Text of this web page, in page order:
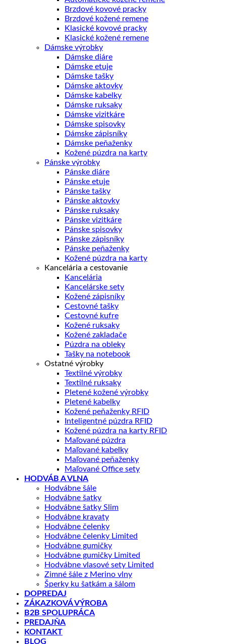
Brzdové kovové pracky
Brzdové kožené remene
Klasické kovové pracky
Klasické kožené remene
Dámske výrobky
Dámske diáre
Dámske etuje
Dámske tašky
Dámske aktovky
Dámske kabelky
Dámske ruksaky
Dámske vizitkáre
Dámske spisovky
Dámske zápisníky
Dámske peňaženky
Kožené púzdra na karty
Pánske výrobky
Pánske diáre
Pánske etuje
Pánske tašky
Pánske aktovky
Pánske ruksaky
Pánske vizitkáre
Pánske spisovky
Pánske zápisníky
Pánske peňaženky
Kožené púzdra na karty
Kancelária a cestovanie
Kancelária
Kancelárske sety
Kožené zápisníky
Cestovné tašky
Cestovné kufre
Kožené ruksaky
Kožené zakladače
Púzdra na obleky
Tašky na notebook
Ostatné výrobky
Textilné výrobky
Textilné ruksaky
Pletené kožené výrobky
Pletené kabelky
Kožené peňaženky RFID
Inteligentné púzdra RFID
Kožené púzdra na karty RFID
Maľované púzdra
Maľované kabelky
Maľované peňaženky
Maľované Office sety
HODVÁB A VLNA
Hodvábne šále
Hodvábne šatky
Hodvábne šatky Slim
Hodvábne kravaty
Hodvábne čelenky
Hodvábne čelenky Limited
Hodvábne gumičky
Hodvábne gumičky Limited
Hodvábne vlasové sety Limited
Zimné šále z Merino vlny
Šperky ku šatkám a šálom
DOPREDAJ
ZÁKAZKOVÁ VÝROBA
B2B SPOLUPRÁCA
PREDAJŇA
KONTAKT
BLOG